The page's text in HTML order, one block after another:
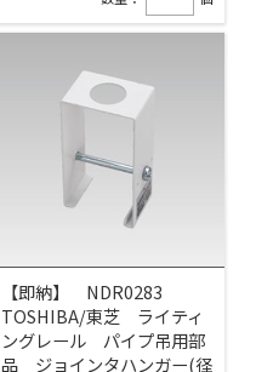
【即納】 NDR0283
TOSHIBA/東芝 ライティ
ングレール パイプ吊用部
品 ジョインタハンガー(径